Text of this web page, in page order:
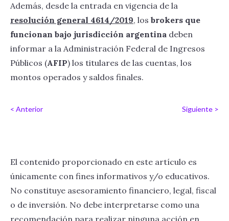
Además, desde la entrada en vigencia de la
resolución general 4614/2019, los brokers que
funcionan bajo jurisdicción argentina deben
informar a la Administración Federal de Ingresos
Públicos (AFIP) los titulares de las cuentas, los
montos operados y saldos finales.
< Anterior Siguiente >
El contenido proporcionado en este artículo es
únicamente con fines informativos y/o educativos.
No constituye asesoramiento financiero, legal, fiscal
o de inversión. No debe interpretarse como una
recomendación para realizar ninguna acción en